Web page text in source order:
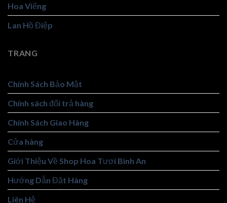
Hoa Viếng
Lan Hồ Điệp
TRANG
Chính Sách Bảo Mật
Chính sách đổi trả hàng
Chính Sách Giao Hàng
Cửa hàng
Giới Thiệu Về Shop Hoa Tươi Bình An
Hướng Dẫn Đặt Hàng
Liên Hệ